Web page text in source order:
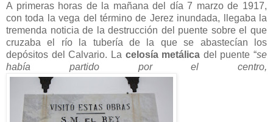
A primeras horas de la mañana del día 7 marzo de 1917,
con toda la vega del término de Jerez inundada, llegaba la
tremenda noticia de la destrucción del puente sobre el que
cruzaba el río la tubería de la que se abastecían los
depósitos del Calvario. La celosía metálica del puente “se
había partido por el centro,